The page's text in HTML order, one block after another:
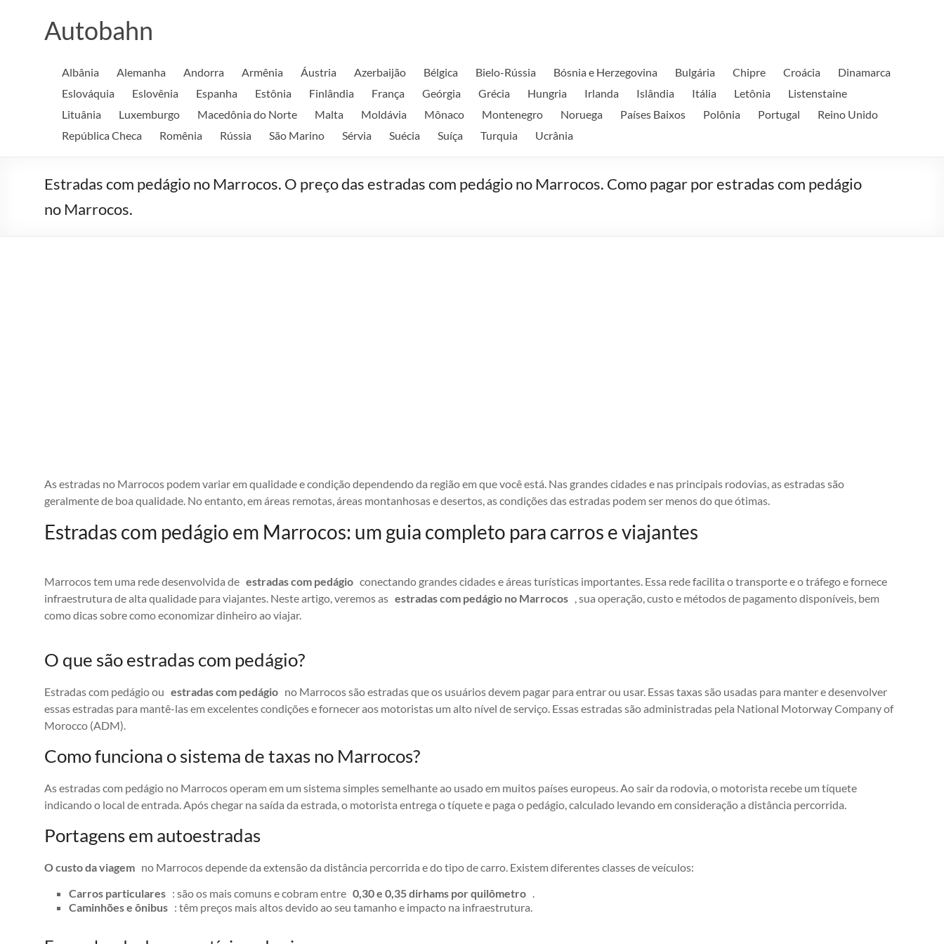
Autobahn
Albânia Alemanha Andorra Armênia Áustria Azerbaijão Bélgica Bielo-Rússia Bósnia e Herzegovina Bulgária Chipre Croácia
Dinamarca
Eslováquia
Eslovênia Espanha Estônia Finlândia França Geórgia Grécia Hungria Irlanda Islândia Itália Letônia
Listenstaine
Lituânia
Luxemburgo Macedônia do Norte Malta Moldávia Mônaco Montenegro Noruega Países Baixos Polônia Portugal
Reino Unido
República Checa
Romênia Rússia São Marino Sérvia Suécia Suíça Turquia Ucrânia
Estradas com pedágio no Marrocos. O preço das estradas com pedágio no Marrocos. Como pagar por estradas com pedágio
no Marrocos.
As estradas no Marrocos podem variar em qualidade e condição dependendo da região em que você está. Nas grandes cidades e nas principais rodovias, as estradas são
geralmente de boa qualidade. No entanto, em áreas remotas, áreas montanhosas e desertos, as condições das estradas podem ser menos do que ótimas.
Estradas com pedágio em Marrocos: um guia completo para carros e viajantes
Marrocos tem uma rede desenvolvida de estradas com pedágio conectando grandes cidades e áreas turísticas importantes. Essa rede facilita o transporte e o tráfego e fornece
infraestrutura de alta qualidade para viajantes. Neste artigo, veremos as estradas com pedágio no Marrocos , sua operação, custo e métodos de pagamento disponíveis, bem
como dicas sobre como economizar dinheiro ao viajar.
O que são estradas com pedágio?
Estradas com pedágio ou estradas com pedágio no Marrocos são estradas que os usuários devem pagar para entrar ou usar. Essas taxas são usadas para manter e desenvolver
essas estradas para mantê-las em excelentes condições e fornecer aos motoristas um alto nível de serviço. Essas estradas são administradas pela National Motorway Company of
Morocco (ADM).
Como funciona o sistema de taxas no Marrocos?
As estradas com pedágio no Marrocos operam em um sistema simples semelhante ao usado em muitos países europeus. Ao sair da rodovia, o motorista recebe um tíquete
indicando o local de entrada. Após chegar na saída da estrada, o motorista entrega o tíquete e paga o pedágio, calculado levando em consideração a distância percorrida.
Portagens em autoestradas
O custo da viagem no Marrocos depende da extensão da distância percorrida e do tipo de carro. Existem diferentes classes de veículos:
Carros particulares : são os mais comuns e cobram entre 0,30 e 0,35 dirhams por quilômetro .
Caminhões e ônibus : têm preços mais altos devido ao seu tamanho e impacto na infraestrutura.